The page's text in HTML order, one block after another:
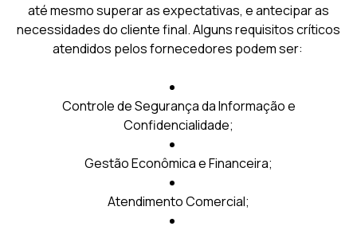
até mesmo superar as expectativas, e antecipar as
necessidades do cliente final. Alguns requisitos críticos
atendidos pelos fornecedores podem ser:
Controle de Segurança da Informação e
Confidencialidade;
Gestão Econômica e Financeira;
Atendimento Comercial;